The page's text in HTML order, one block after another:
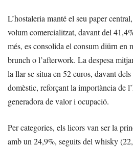
L’hostaleria manté el seu paper
volum comercialitzat, davant del
més, es consolida el consum diürn en
brunch o l’afterwork. La despesa
la llar se situa en 52 euros, davant
domèstic, reforçant la importància de
generadora de valor i ocupació.
Per categories, els licors van ser la
amb un 24,9%, seguits del whisky